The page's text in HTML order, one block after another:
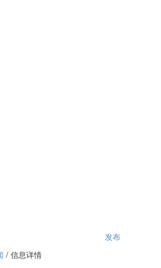
发布
/ 信息详情